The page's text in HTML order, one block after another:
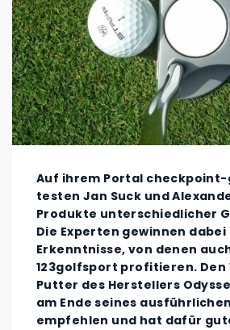
Auf ihrem Portal
testen Jan Suck und
Produkte unterschiedlicher
Die Experten gewinnen
Erkenntnisse, von denen
123golfsport profitieren. Den
Putter des Herstellers
am Ende seines
empfehlen und hat dafür